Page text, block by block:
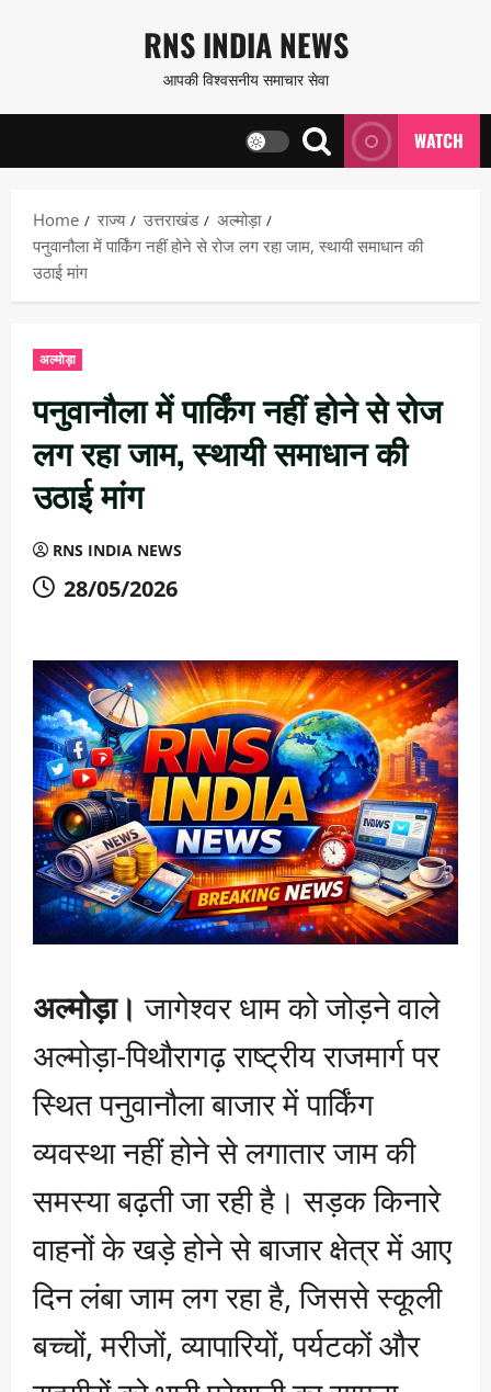
content
RNS INDIA NEWS
आपकी विश्वसनीय समाचार सेवा
WATCH
Home राज्य उत्तराखंड
अल्मोड़ा
पनुवानौला में पार्किंग नहीं होने से रोज लग रहा जाम, स्थायी समाधान की
उठाई मांग
अल्मोड़ा
पनुवानौला में पार्किंग नहीं होने से रोज
लग रहा जाम, स्थायी समाधान की
उठाई मांग
RNS INDIA NEWS
28/05/2026
अल्मोड़ा। जागेश्वर धाम को जोड़ने वाले
अल्मोड़ा-पिथौरागढ़ राष्ट्रीय राजमार्ग पर
स्थित पनुवानौला बाजार में पार्किंग
व्यवस्था नहीं होने से लगातार जाम की
समस्या बढ़ती जा रही है। सड़क किनारे
वाहनों के खड़े होने से बाजार क्षेत्र में आए
दिन लंबा जाम लग रहा है, जिससे स्कूली
बच्चों, मरीजों, व्यापारियों, पर्यटकों और